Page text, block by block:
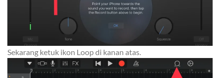
Sekarang ketuk ikon Loop di kanan atas.